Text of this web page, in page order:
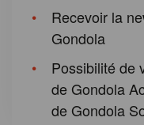
Recevoir la
Gondola
Possibilité de
de Gondola
de Gondola